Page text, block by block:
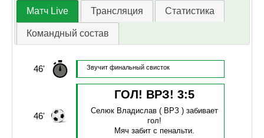
Матч Live Трансляция Статистика
Командный состав
46' Звучит финальный свисток
46'
ГОЛ! ВРЗ! 3:5
Селюк Владислав( ВРЗ ) забивает
гол!
Мяч забит с пенальти.